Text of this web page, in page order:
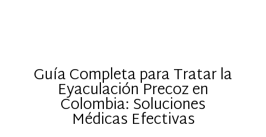
Guía Completa para Tratar la
Eyaculación Precoz en
Colombia: Soluciones
Médicas Efectivas